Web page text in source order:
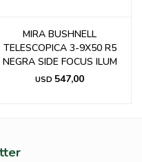
MIRA BUSHNELL
TELESCOPICA 3-9X50 R5
NEGRA SIDE FOCUS ILUM
USD 547,00